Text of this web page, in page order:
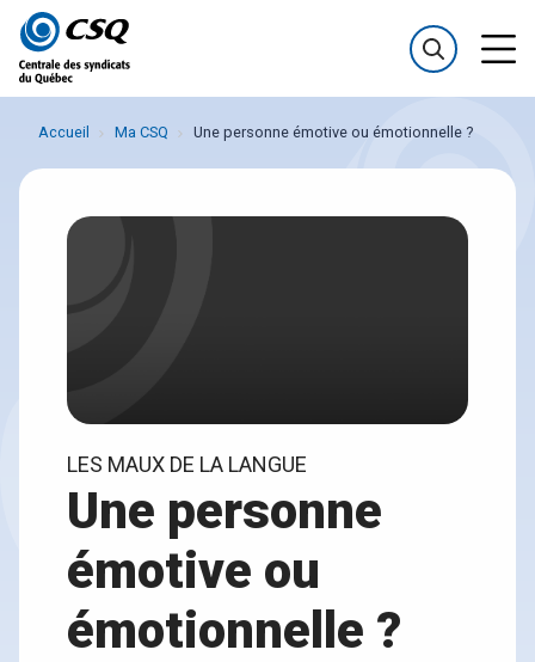
Passer
au
menu
Passer
au
contenu
Accueil Ma CSQ Une personne émotive ou émotionnelle ?
LES MAUX DE LA LANGUE
Une personne
émotive ou
émotionnelle ?